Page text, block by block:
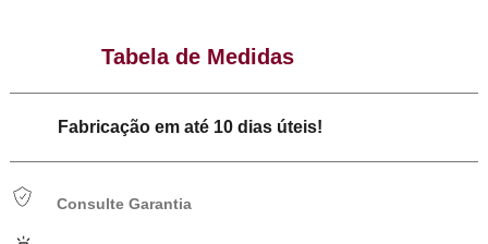
Tabela de Medidas
Fabricação em até 10 dias úteis!
Consulte Garantia